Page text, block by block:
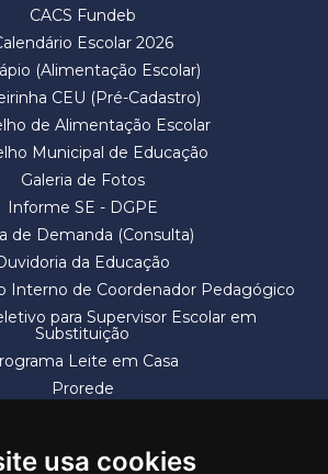
usa cookies
CACS Fundeb
Escolar 2026
(Alimentação Escolar)
CEU (Pré-Cadastro)
de Alimentação Escolar
Municipal de Educação
Galeria de Fotos
Informe SE - DGPE
de Demanda (Consulta)
da Educação
Interno de Coordenador Pedagógico
para Supervisor Escolar em
Substituição
Leite em Casa
Prorede